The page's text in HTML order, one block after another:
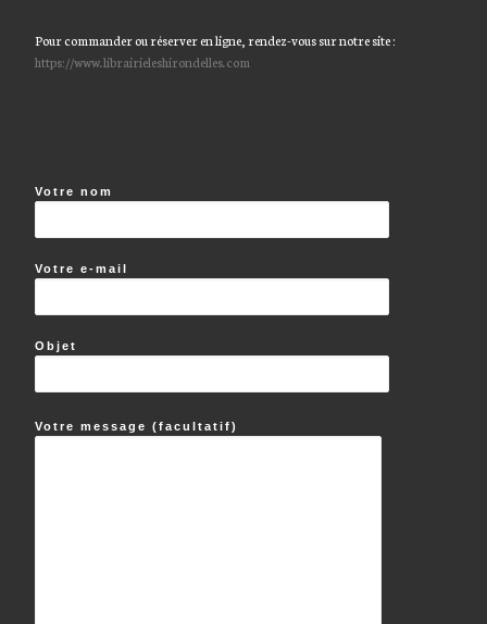
Pour commander ou réserver en ligne, rendez-vous sur notre site :
https://www.librairieleshirondelles.com
Votre nom
Votre e-mail
Objet
Votre message (facultatif)